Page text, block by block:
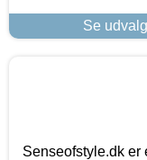
Se
Senseofstyle.dk er